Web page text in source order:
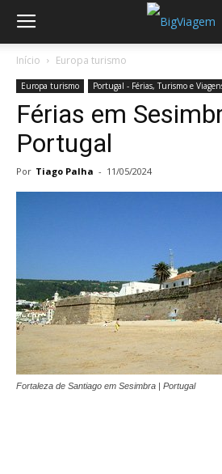
Início Europa turismo
Europa turismo Portugal - Férias, Turismo e
Férias em
Portugal
Por Tiago Palha - 11/05/2024
Fortaleza de Santiago em Sesimbra | Portugal